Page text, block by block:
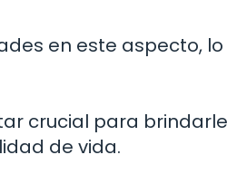
en este aspecto, lo
crucial para
de vida.